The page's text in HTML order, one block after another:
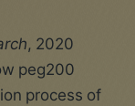
, 2020
peg200
process of